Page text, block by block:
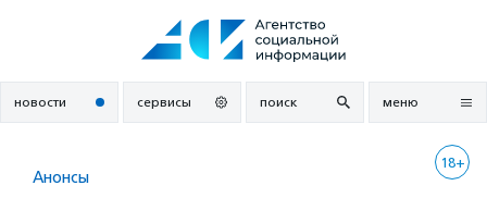
новости сервисы поиск меню
18+
Анонсы